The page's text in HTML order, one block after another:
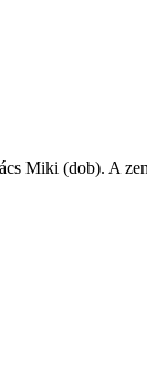
Miki (dob). A